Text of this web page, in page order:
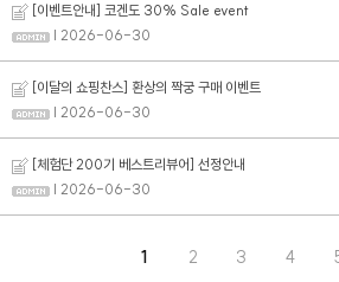
[이벤트안내] 코겐도 30% Sale event
| 2026-06-30
[이달의 쇼핑찬스] 환상의 짝궁 구매 이벤트
| 2026-06-30
[체험단 200기 베스트리뷰어] 선정안내
| 2026-06-30
1 2 3 4